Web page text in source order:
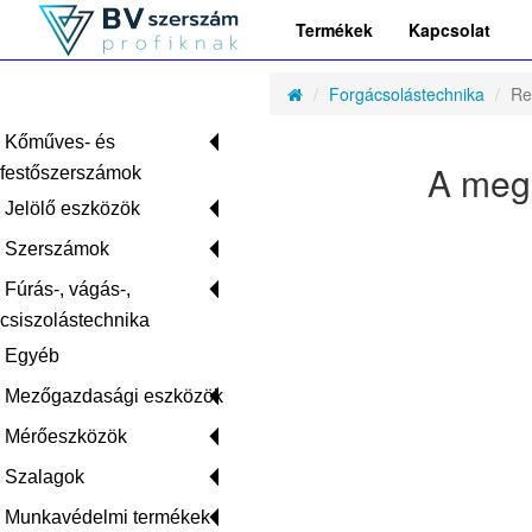
Termékek Kapcsolat
Kőműves- és
festőszerszámok
Jelölő eszközök
Szerszámok
Fúrás-, vágás-,
csiszolástechnika
Egyéb
Mezőgazdasági eszközök
Mérőeszközök
Szalagok
Munkavédelmi termékek
Forgácsolástechnika
A